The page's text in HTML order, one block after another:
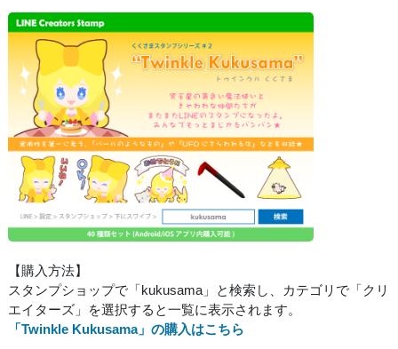
【購入方法】
スタンプショップで「kukusama」と検索し、カテゴリで「クリ
エイターズ」を選択すると一覧に表示されます。
「Twinkle Kukusama」の購入はこちら